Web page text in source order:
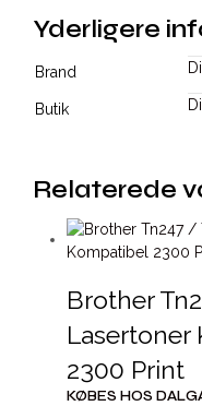
Yderligere
Brand
Butik
Relaterede
Brother
Lasertoner
2300 Print
KØBES HOS